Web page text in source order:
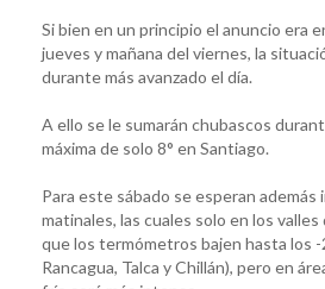
Si bien en un principio el anuncio era
jueves y mañana del viernes, la
durante más avanzado el día.
A ello se le sumarán chubascos
máxima de solo 8° en Santiago.
Para este sábado se esperan además
matinales, las cuales solo en los valles
que los termómetros bajen hasta los -
Rancagua, Talca y Chillán), pero en